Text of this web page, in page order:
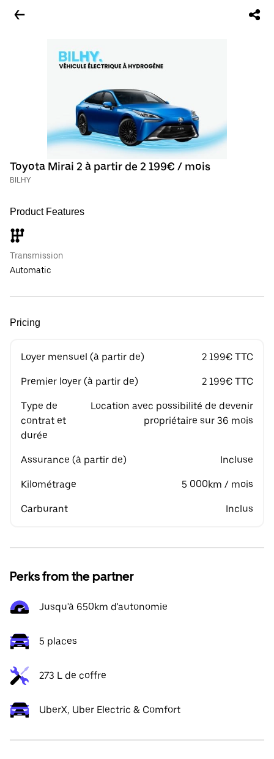
Toyota Mirai 2 à partir de 2 199€ / mois
BILHY
Product Features
Transmission
Automatic
Pricing
Loyer mensuel (à partir de) 2 199€ TTC
Premier loyer (à partir de) 2 199€ TTC
Type de
contrat et
durée
Location avec possibilité de devenir
propriétaire sur 36 mois
Assurance (à partir de) Incluse
Kilométrage 5 000km / mois
Carburant Inclus
Perks from the partner
Jusqu'à 650km d'autonomie
5 places
273 L de coffre
UberX, Uber Electric & Comfort